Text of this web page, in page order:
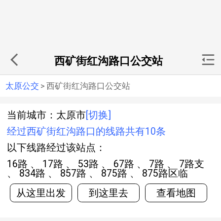
西矿街红沟路口公交站
太原公交 > 西矿街红沟路口公交站
当前城市：太原市 [切换]
经过西矿街红沟路口的线路共有10条
以下线路经过该站点：
16路 、 17路 、 53路 、 67路 、 7路 、 7路支
、 834路 、 857路 、 875路 、 875路区临
从这里出发
到这里去 查看地图